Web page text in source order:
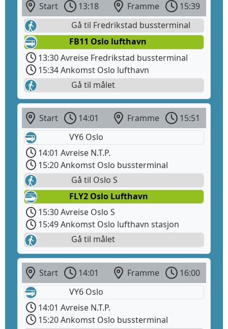
Start 13:18 Framme
15:39
Gå til Fredrikstad bussterminal
FB11 Oslo lufthavn
13:30 Avreise Fredrikstad bussterminal
15:34 Ankomst Oslo lufthavn
Gå til målet
Start 14:01 Framme
15:51
VY6 Oslo
14:01 Avreise N.T.P.
15:20 Ankomst Oslo bussterminal
Gå til Oslo S
FLY2 Oslo Lufthavn
15:30 Avreise Oslo S
15:49 Ankomst Oslo lufthavn stasjon
Gå til målet
Start 14:01 Framme
16:00
VY6 Oslo
14:01 Avreise N.T.P.
15:20 Ankomst Oslo bussterminal